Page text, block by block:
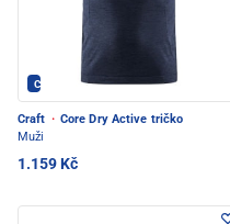
CRAFT - PEC POD SNĚŽKOU
Craft · Core Dry Active tričko
Muži
1.159 Kč